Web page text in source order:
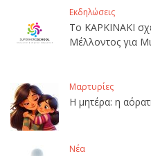
Εκδηλώσεις
Το ΚΑΡΚΙΝΑΚΙ
Μέλλοντος για
Μαρτυρίες
Η μητέρα: η
Νέα